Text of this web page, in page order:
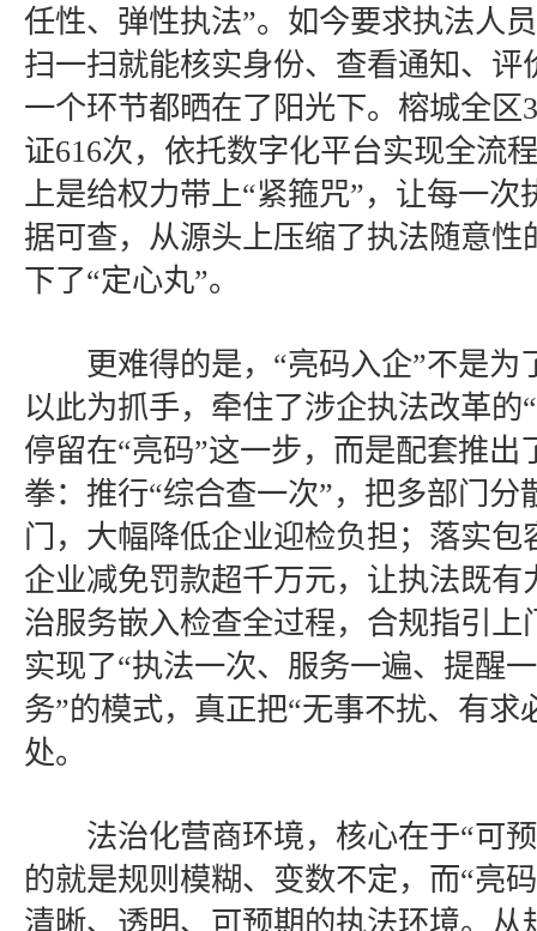
任性、弹性执法”。如今要求执法人
扫一扫就能核实身份、查看通知、评
一个环节都晒在了阳光下。榕城全区
证616次，依托数字化平台实现全流
上是给权力带上“紧箍咒”，让每一次
据可查，从源头上压缩了执法随意性
下了“定心丸”。
更难得的是，“亮码入企”不是为
以此为抓手，牵住了涉企执法改革的
停留在“亮码”这一步，而是配套推出
拳：推行“综合查一次”，把多部门分
门，大幅降低企业迎检负担；落实包
企业减免罚款超千万元，让执法既有
治服务嵌入检查全过程，合规指引上
实现了“执法一次、服务一遍、提醒
务”的模式，真正把“无事不扰、有求
处。
法治化营商环境，核心在于“可预
的就是规则模糊、变数不定，而“亮
清晰、透明、可预期的执法环境。从